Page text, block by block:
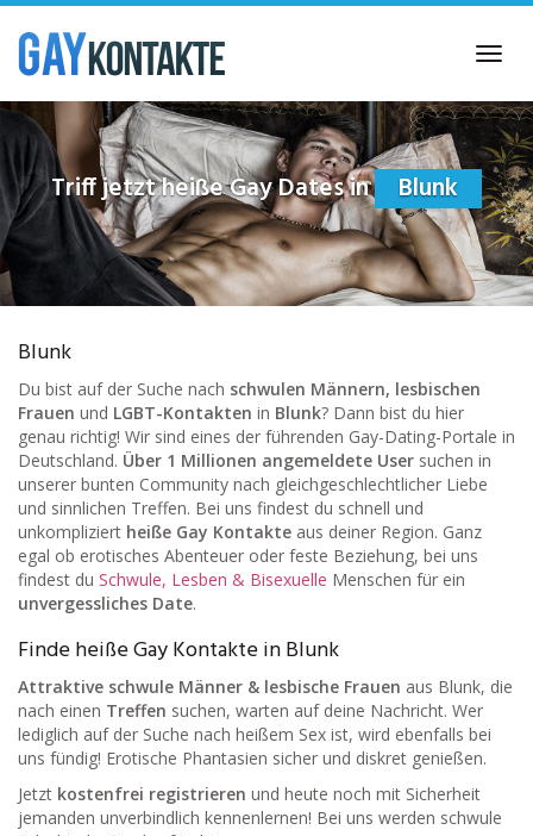
Skip
main
content
Triff jetzt heiße Gay Dates in Blunk
Blunk
Du bist auf der Suche nach schwulen Männern, lesbischen
Frauen und LGBT-Kontakten in Blunk? Dann bist du hier
genau richtig! Wir sind eines der führenden Gay-Dating-Portale in
Deutschland. Über 1 Millionen angemeldete User suchen in
unserer bunten Community nach gleichgeschlechtlicher Liebe
und sinnlichen Treffen. Bei uns findest du schnell und
unkompliziert heiße Gay Kontakte aus deiner Region. Ganz
egal ob erotisches Abenteuer oder feste Beziehung, bei uns
findest du Schwule, Lesben & Bisexuelle Menschen für ein
unvergessliches Date.
Finde heiße Gay Kontakte in Blunk
Attraktive schwule Männer & lesbische Frauen aus Blunk, die
nach einen Treffen suchen, warten auf deine Nachricht. Wer
lediglich auf der Suche nach heißem Sex ist, wird ebenfalls bei
uns fündig! Erotische Phantasien sicher und diskret genießen.
Jetzt kostenfrei registrieren und heute noch mit Sicherheit
jemanden unverbindlich kennenlernen! Bei uns werden schwule